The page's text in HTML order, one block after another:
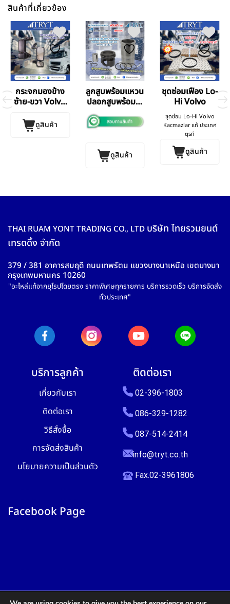
สินค้าที่เกี่ยวข้อง
กระจกมองข้าง
ซ้าย-ขวา Volvo
ดูสินค้า
ลูกสูบพร้อมแหวน
ปลอกสูบพร้อมโอ
ดูสินค้า
ชุดซ่อมเฟือง Lo-
Hi Volvo
ชุดซ่อม Lo-Hi Volvo
Kacmazlar แท้ ประเทศ
ตุรกี
ดูสินค้า
THAI RUAM YONT TRADING CO., LTD บริษัท ไทยรวมยนต์
เทรดดิ้ง จำกัด
379 / 381 อาคารสมฤดี ถนนเทพรัตน แขวงบางนาเหนือ เขตบางนา
กรุงเทพมหานคร 10260
"อะไหล่แท้จากยุโรปโดยตรง ราคาพิเศษทุกรายการ บริการรวดเร็ว บริการจัดส่ง
ทั่วประเทศ"
บริการลูกค้า
เกี่ยวกับเรา
ติดต่อเรา
วิธีสั่งซื้อ
การจัดส่งสินค้า
นโยบายความเป็นส่วนตัว
ติดต่อเรา
02-396-1803
086-329-1282
087-514-2414
info@tryt.co.th
Fax.02-3961806
Facebook Page